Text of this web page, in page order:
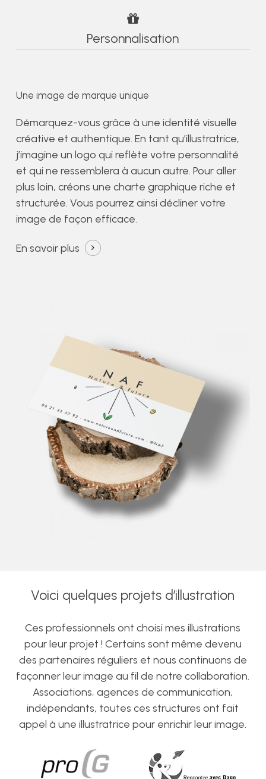
Personnalisation
Une image de marque unique
Démarquez-vous grâce à une identité visuelle
créative et authentique. En tant qu’illustratrice,
j’imagine un logo qui reflète votre personnalité
et qui ne ressemblera à aucun autre. Pour aller
plus loin, créons une charte graphique riche et
structurée. Vous pourrez ainsi décliner votre
image de façon efficace.
En savoir plus
Voici quelques projets d’illustration
Ces professionnels ont choisi mes illustrations
pour leur projet ! Certains sont même devenu
des partenaires réguliers et nous continuons de
façonner leur image au fil de notre collaboration.
Associations, agences de communication,
indépendants, toutes ces structures ont fait
appel à une illustratrice pour enrichir leur image.